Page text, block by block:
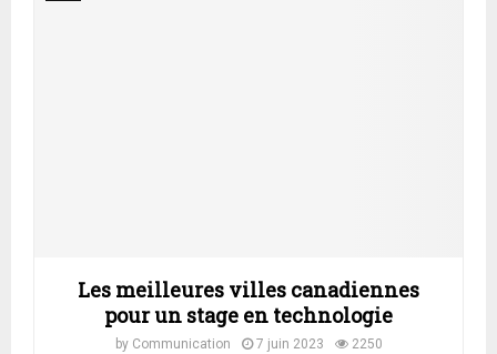
Les meilleures villes canadiennes
pour un stage en technologie
by Communication 7 juin 2023 2250